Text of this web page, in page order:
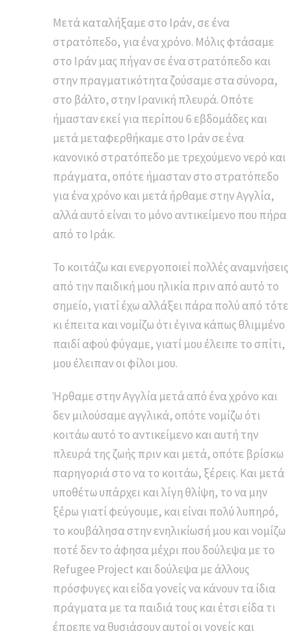
Μετά καταλήξαμε στο Ιράν, σε ένα
στρατόπεδο, για ένα χρόνο. Μόλις φτάσαμε
στο Ιράν μας πήγαν σε ένα στρατόπεδο και
στην πραγματικότητα ζούσαμε στα σύνορα,
στο βάλτο, στην Ιρανική πλευρά. Οπότε
ήμασταν εκεί για περίπου 6 εβδομάδες και
μετά μεταφερθήκαμε στο Ιράν σε ένα
κανονικό στρατόπεδο με τρεχούμενο νερό και
πράγματα, οπότε ήμασταν στο στρατόπεδο
για ένα χρόνο και μετά ήρθαμε στην Αγγλία,
αλλά αυτό είναι το μόνο αντικείμενο που πήρα
από το Ιράκ.
Το κοιτάζω και ενεργοποιεί πολλές αναμνήσεις
από την παιδική μου ηλικία πριν από αυτό το
σημείο, γιατί έχω αλλάξει πάρα πολύ από τότε
κι έπειτα και νομίζω ότι έγινα κάπως θλιμμένο
παιδί αφού φύγαμε, γιατί μου έλειπε το σπίτι,
μου έλειπαν οι φίλοι μου.
Ήρθαμε στην Αγγλία μετά από ένα χρόνο και
δεν μιλούσαμε αγγλικά, οπότε νομίζω ότι
κοιτάω αυτό το αντικείμενο και αυτή την
πλευρά της ζωής πριν και μετά, οπότε βρίσκω
παρηγοριά στο να το κοιτάω, ξέρεις. Και μετά
υποθέτω υπάρχει και λίγη θλίψη, το να μην
ξέρω γιατί φεύγουμε, και είναι πολύ λυπηρό,
το κουβάλησα στην ενηλικίωσή μου και νομίζω
ποτέ δεν το άφησα μέχρι που δούλεψα με το
Refugee Project και δούλεψα με άλλους
πρόσφυγες και είδα γονείς να κάνουν τα ίδια
πράγματα με τα παιδιά τους και έτσι είδα τι
έπρεπε να θυσιάσουν αυτοί οι γονείς και